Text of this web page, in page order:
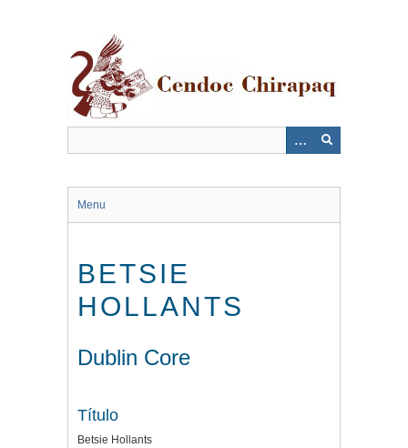
Menu
BETSIE
HOLLANTS
Dublin Core
Título
Betsie Hollants